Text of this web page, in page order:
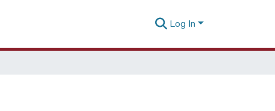
Log In